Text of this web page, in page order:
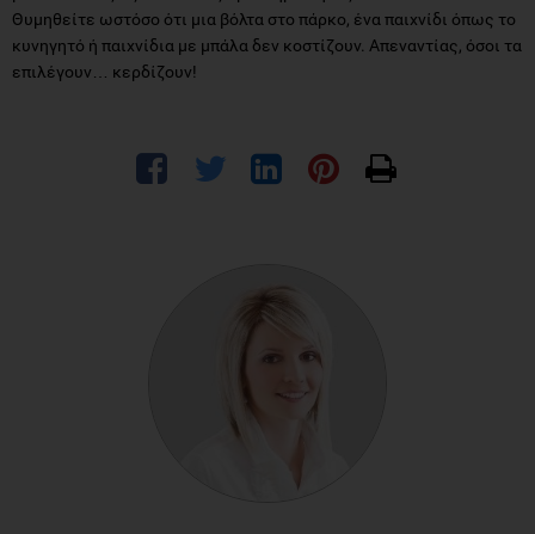
Θυμηθείτε ωστόσο ότι μια βόλτα στο πάρκο, ένα παιχνίδι όπως το
κυνηγητό ή παιχνίδια με μπάλα δεν κοστίζουν. Απεναντίας, όσοι τα
επιλέγουν… κερδίζουν!